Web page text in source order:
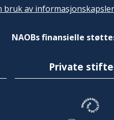
bruk av
NAOBs finansielle
Private